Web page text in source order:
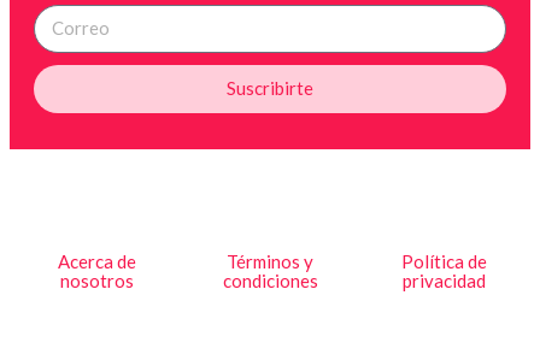
Suscribirte
Acerca de
nosotros
Términos y
condiciones
Política de
privacidad